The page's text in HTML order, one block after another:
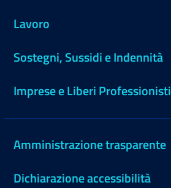
Lavoro
Sostegni, Sussidi e Indennità
Imprese e Liberi Professionisti
Amministrazione trasparente
Dichiarazione accessibilità